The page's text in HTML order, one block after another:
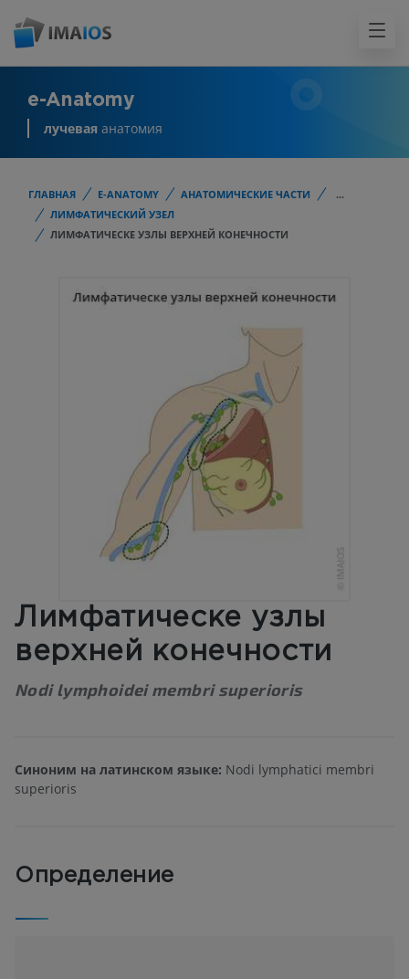
e-Anatomy
лучевая анатомия
ГЛАВНАЯ E-ANATOMY АНАТОМИЧЕСКИЕ ЧАСТИ
...
ЛИМФАТИЧЕСКИЙ УЗЕЛ
ЛИМФАТИЧЕСКЕ УЗЛЫ ВЕРХНЕЙ КОНЕЧНОСТИ
Лимфатическе узлы
верхней конечности
Nodi lymphoidei membri superioris
Синоним на латинском языке: Nodi lymphatici membri
superioris
Определение